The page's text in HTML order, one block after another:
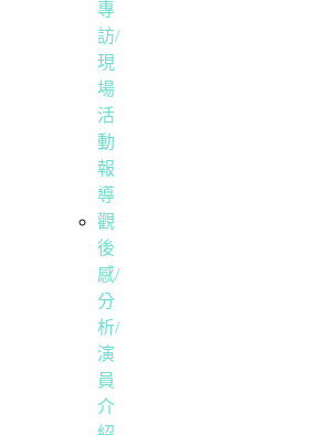
專
訪/
現
場
活
動
報
導
觀
後
感/
分
析/
演
員
介